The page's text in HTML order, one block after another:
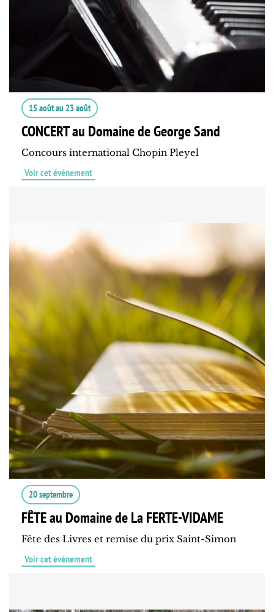
15 aoûtau 23 août
CONCERT au Domaine de George Sand
Concours international Chopin Pleyel
Voir cet événement
20 septembre
FÊTE au Domaine de La FERTE-VIDAME
Fête des Livres et remise du prix Saint-Simon
Voir cet événement